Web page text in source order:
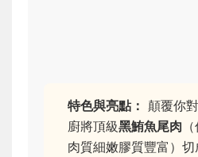
特色與亮點： 顛覆你
廚將頂級黑鮪魚尾肉
肉質細嫩膠質豐富）